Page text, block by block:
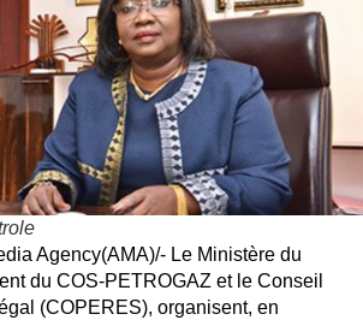
Agency(AMA)/- Le Ministère du
du COS-PETROGAZ et le Conseil
(COPERES), organisent, en